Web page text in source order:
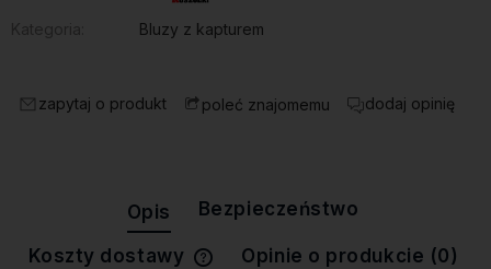
Bluzy z kapturem
zapytaj o produkt poleć znajomemu dodaj opinię
Opis Bezpieczeństwo
Koszty dostawy Opinie o produkcie (0)